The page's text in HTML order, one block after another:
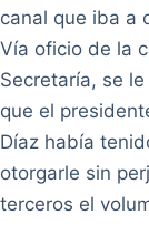
canal que iba a
Vía oficio de la
Secretaría, se
que el
Díaz había
otorgarle sin
terceros el